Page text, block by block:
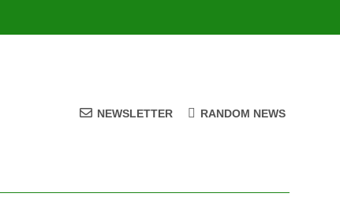
NEWSLETTER RANDOM NEWS